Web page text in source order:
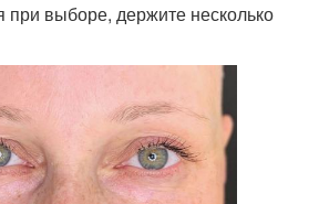
выборе, держите несколько